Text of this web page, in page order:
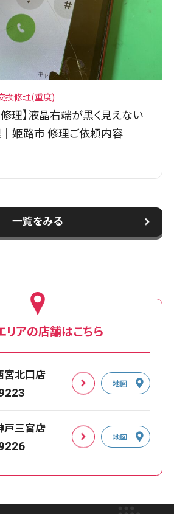
換修理(重度)
理】液晶右端が黒く見えない
姫路市 修理ご依頼内容
一覧をみる
リアの店舗はこちら
宮北口店
地図
戸三宮店
地図